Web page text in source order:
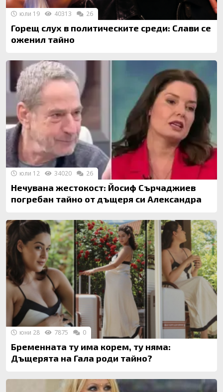
Горещ слух в политическите среди: Слави се
оженил тайно
юли 19 40313 26
Нечувана жестокост: Йосиф Сърчаджиев
погребан тайно от дъщеря си Александра
юли 12 34020 26
Бременната ту има корем, ту няма:
Дъщерята на Гала роди тайно?
юни 28 7875 0